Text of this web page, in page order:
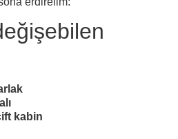
kabin